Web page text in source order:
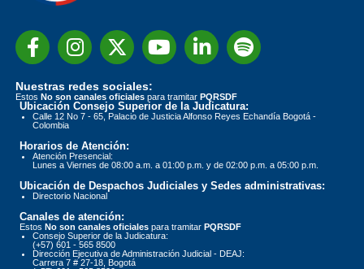
Nuestras redes sociales:
Estos No son canales oficiales para tramitar PQRSDF
Ubicación Consejo Superior de la Judicatura:
Calle 12 No 7 - 65, Palacio de Justicia Alfonso Reyes Echandía Bogotá -
Colombia
Horarios de Atención:
Atención Presencial:
Lunes a Viernes de 08:00 a.m. a 01:00 p.m. y de 02:00 p.m. a 05:00 p.m.
Ubicación de Despachos Judiciales y Sedes administrativas:
Directorio Nacional
Canales de atención:
Estos No son canales oficiales para tramitar PQRSDF
Consejo Superior de la Judicatura:
(+57) 601 - 565 8500
Dirección Ejecutiva de Administración Judicial - DEAJ:
Carrera 7 # 27-18, Bogotá